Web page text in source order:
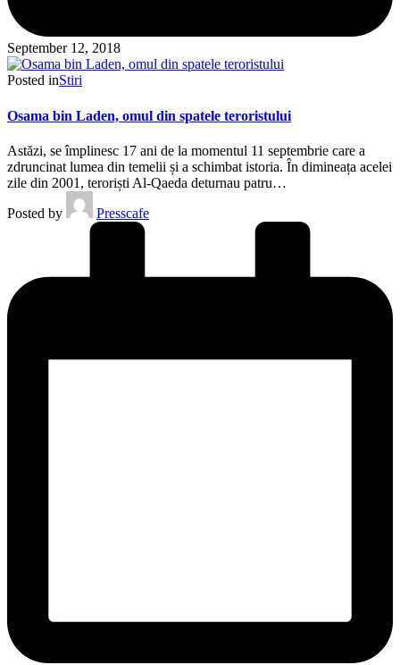
September 12, 2018
Posted inStiri
Osama bin Laden, omul din spatele teroristului
Astăzi, se împlinesc 17 ani de la momentul 11 septembrie care a
zdruncinat lumea din temelii și a schimbat istoria. În dimineața acelei
zile din 2001, teroriști Al-Qaeda deturnau patru…
Posted by
Presscafe